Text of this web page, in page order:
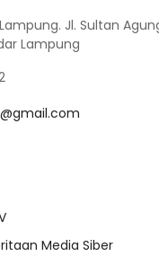
Jl. Sultan
Lampung
Media Siber